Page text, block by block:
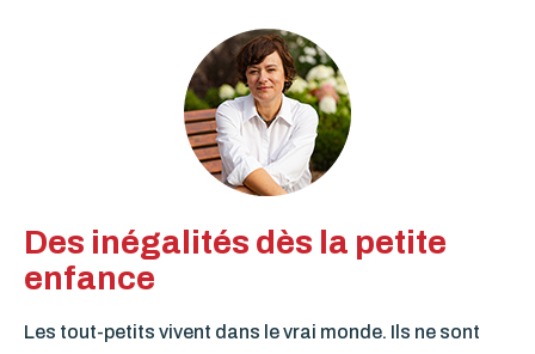
Des inégalités dès la petite
enfance
Les tout-petits vivent dans le vrai monde. Ils ne sont